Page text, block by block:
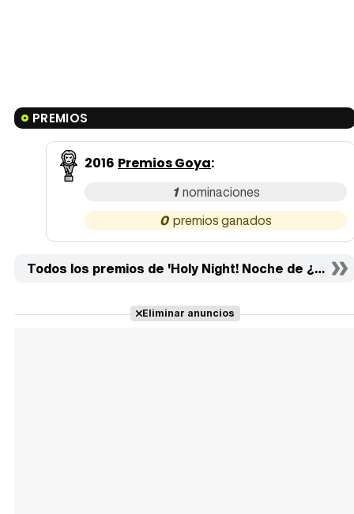
PREMIOS
2016 Premios Goya:
1
0
Todos los premios de 'Holy Night! Noche de ¿paz?'
Eliminar anuncios